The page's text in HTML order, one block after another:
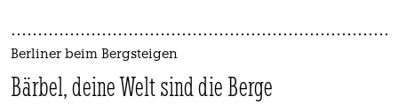
Berliner beim Bergsteigen
Bärbel, deine Welt sind die Berge